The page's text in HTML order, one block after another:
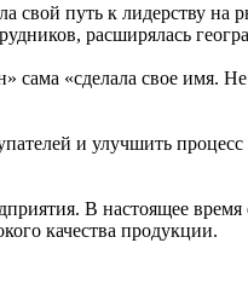
свой путь к лидерству
расширялась
«сделала свое имя.
и улучшить
В настоящее время
качества продукции.